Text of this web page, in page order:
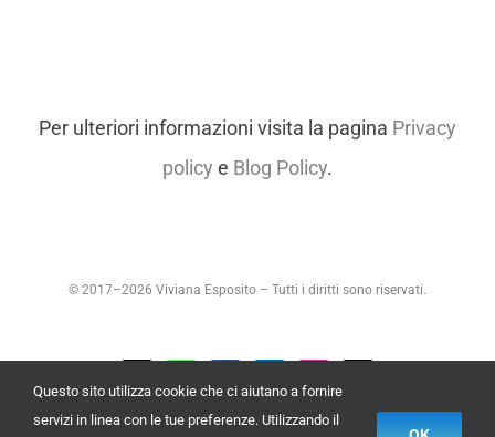
Per ulteriori informazioni visita la pagina Privacy
policy e Blog Policy.
© 2017–2026 Viviana Esposito – Tutti i diritti sono riservati.
WhatsAppFacebookLinkedInInstagram
Questo sito utilizza cookie che ci aiutano a fornire
servizi in linea con le tue preferenze. Utilizzando il